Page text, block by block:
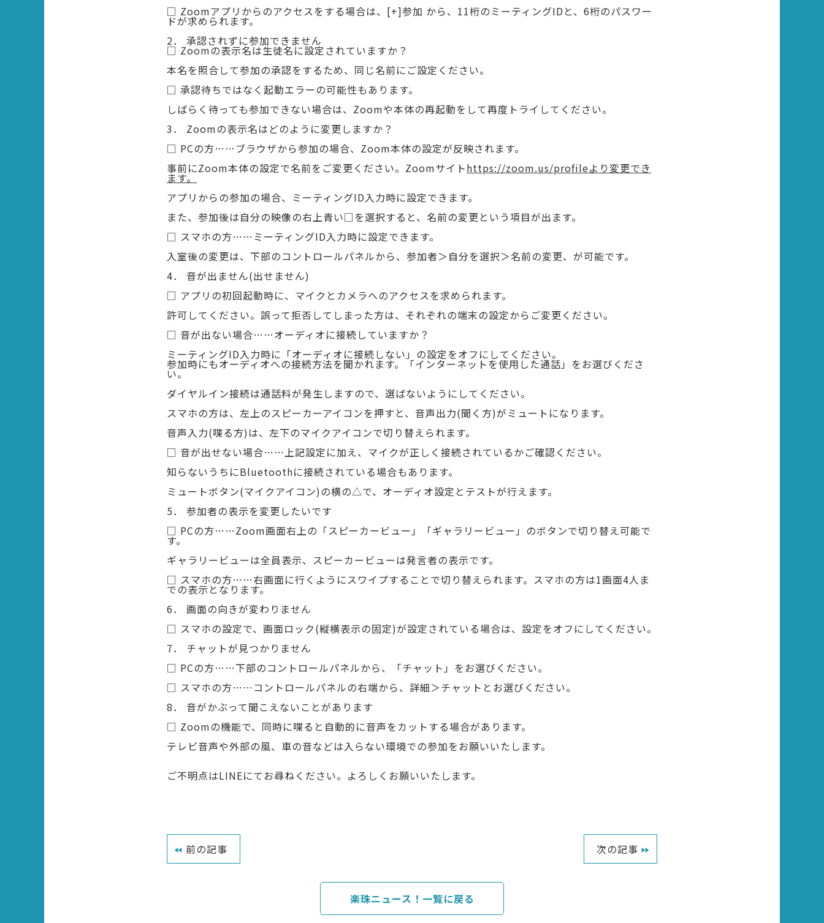
□ Zoomアプリからのアクセスをする場合は、[+]参加 から、11桁のミーティングIDと、6桁のパスワー
ドが求められます。
2． 承認されずに参加できません
□ Zoomの表示名は生徒名に設定されていますか？
本名を照合して参加の承認をするため、同じ名前にご設定ください。
□ 承認待ちではなく起動エラーの可能性もあります。
しばらく待っても参加できない場合は、Zoomや本体の再起動をして再度トライしてください。
3． Zoomの表示名はどのように変更しますか？
□ PCの方……ブラウザから参加の場合、Zoom本体の設定が反映されます。
事前にZoom本体の設定で名前をご変更ください。Zoomサイトhttps://zoom.us/profileより変更でき
ます。
アプリからの参加の場合、ミーティングID入力時に設定できます。
また、参加後は自分の映像の右上青い□を選択すると、名前の変更という項目が出ます。
□ スマホの方……ミーティングID入力時に設定できます。
入室後の変更は、下部のコントロールパネルから、参加者＞自分を選択＞名前の変更、が可能です。
4． 音が出ません(出せません)
□ アプリの初回起動時に、マイクとカメラへのアクセスを求められます。
許可してください。誤って拒否してしまった方は、それぞれの端末の設定からご変更ください。
□ 音が出ない場合……オーディオに接続していますか？
ミーティングID入力時に「オーディオに接続しない」の設定をオフにしてください。
参加時にもオーディオへの接続方法を聞かれます。「インターネットを使用した通話」をお選びくださ
い。
ダイヤルイン接続は通話料が発生しますので、選ばないようにしてください。
スマホの方は、左上のスピーカーアイコンを押すと、音声出力(聞く方)がミュートになります。
音声入力(喋る方)は、左下のマイクアイコンで切り替えられます。
□ 音が出せない場合……上記設定に加え、マイクが正しく接続されているかご確認ください。
知らないうちにBluetoothに接続されている場合もあります。
ミュートボタン(マイクアイコン)の横の△で、オーディオ設定とテストが行えます。
5． 参加者の表示を変更したいです
□ PCの方……Zoom画面右上の「スピーカービュー」「ギャラリービュー」のボタンで切り替え可能で
す。
ギャラリービューは全員表示、スピーカービューは発言者の表示です。
□ スマホの方……右画面に行くようにスワイプすることで切り替えられます。スマホの方は1画面4人ま
での表示となります。
6． 画面の向きが変わりません
□ スマホの設定で、画面ロック(縦横表示の固定)が設定されている場合は、設定をオフにしてください。
7． チャットが見つかりません
□ PCの方……下部のコントロールパネルから、「チャット」をお選びください。
□ スマホの方……コントロールパネルの右端から、詳細＞チャットとお選びください。
8． 音がかぶって聞こえないことがあります
□ Zoomの機能で、同時に喋ると自動的に音声をカットする場合があります。
テレビ音声や外部の風、車の音などは入らない環境での参加をお願いいたします。
ご不明点はLINEにてお尋ねください。よろしくお願いいたします。
前の記事 次の記事
楽珠ニュース！一覧に戻る